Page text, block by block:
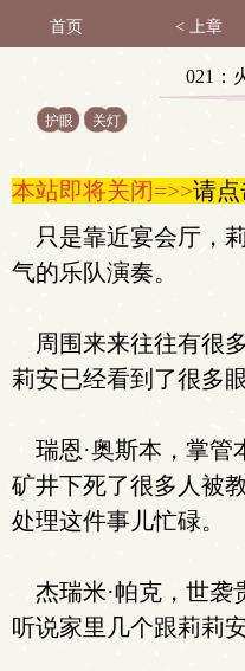
首页 < 上章
021：
护眼 关灯
本站即将关闭=>>请
只是靠近宴会厅，
气的乐队演奏。
周围来来往往有很
莉安已经看到了很多
瑞恩·奥斯本，掌管
矿井下死了很多人被
处理这件事儿忙碌。
杰瑞米·帕克，世袭
听说家里几个跟莉莉